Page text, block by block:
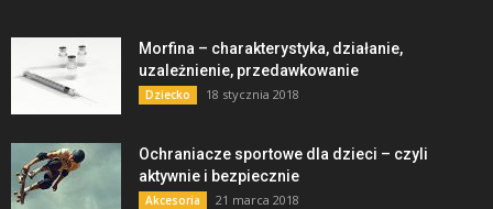
Morfina – charakterystyka, działanie,
uzależnienie, przedawkowanie
Dziecko 18 stycznia 2018
Ochraniacze sportowe dla dzieci – czyli
aktywnie i bezpiecznie
Akcesoria 21 marca 2018